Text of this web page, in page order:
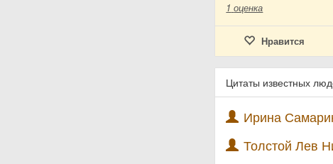
1 оценка
Нравится
Цитаты известных
Ирина
Толстой Лев